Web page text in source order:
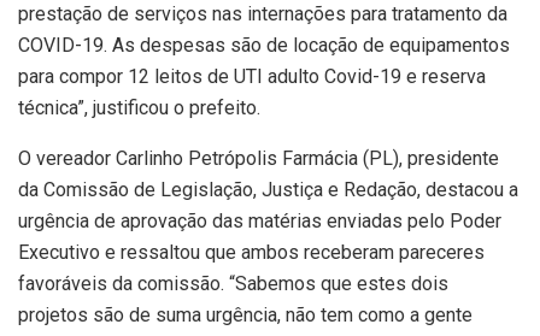
prestação de serviços nas internações para tratamento da
COVID-19. As despesas são de locação de equipamentos
para compor 12 leitos de UTI adulto Covid-19 e reserva
técnica”, justificou o prefeito.
O vereador Carlinho Petrópolis Farmácia (PL), presidente
da Comissão de Legislação, Justiça e Redação, destacou a
urgência de aprovação das matérias enviadas pelo Poder
Executivo e ressaltou que ambos receberam pareceres
favoráveis da comissão. “Sabemos que estes dois
projetos são de suma urgência, não tem como a gente